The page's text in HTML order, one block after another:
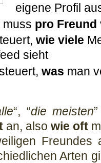
eigene Profil
muss pro Freund
wie viele
sieht
was man
“, “die meisten
an, also wie oft
Freundes
Arten